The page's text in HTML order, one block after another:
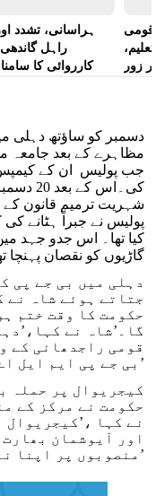
ہراسانی، تشدد
راہل
کارروائی کا
قومی
زور
مظاہرے کے بعد جامعہ
جب پولیس ان کے کیمپس
کی۔اس
شہریت ترمیم قانون
پولیس نے جبراً ہٹانے
کیا تھا۔ اس جدو جہد
گاڑیوں کو نقصان پہنچا
دہلی میں بی جے پی
جتاتے ہوئے شاہ نے
حکومت کا وقت ختم
قومی راجدھانی کے
بی جے پی ایم ایل اے کو موقع دینے کا وقت آ گیا ہے۔’
کیجریوال پر حملہ
حکومت نے مرکز کے
نے کہا
اور آیوشمان
منصوبوں پر اپنا نام چڑھانا چاہتے ہیں۔’